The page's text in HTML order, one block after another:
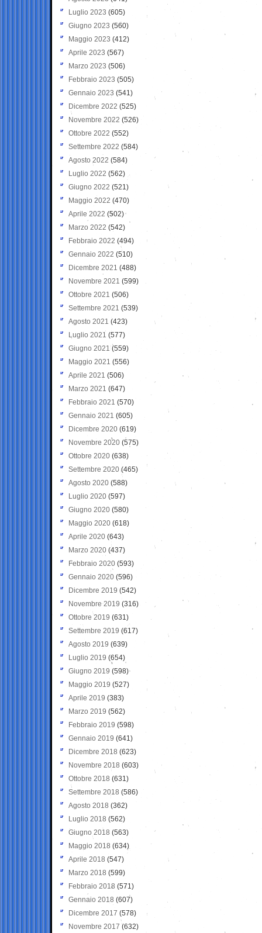
Luglio 2023 (605)
Giugno 2023 (560)
Maggio 2023 (412)
Aprile 2023 (567)
Marzo 2023 (506)
Febbraio 2023 (505)
Gennaio 2023 (541)
Dicembre 2022 (525)
Novembre 2022 (526)
Ottobre 2022 (552)
Settembre 2022 (584)
Agosto 2022 (584)
Luglio 2022 (562)
Giugno 2022 (521)
Maggio 2022 (470)
Aprile 2022 (502)
Marzo 2022 (542)
Febbraio 2022 (494)
Gennaio 2022 (510)
Dicembre 2021 (488)
Novembre 2021 (599)
Ottobre 2021 (506)
Settembre 2021 (539)
Agosto 2021 (423)
Luglio 2021 (577)
Giugno 2021(559)
Maggio 2021 (556)
Aprile 2021 (506)
Marzo 2021 (647)
Febbraio 2021 (570)
Gennaio 2021 (605)
Dicembre 2020 (619)
Novembre 2020 (575)
Ottobre 2020 (638)
Settembre 2020(465)
Agosto 2020 (588)
Luglio 2020 (597)
Giugno 2020 (580)
Maggio 2020 (618)
Aprile 2020 (643)
Marzo 2020 (437)
Febbraio 2020 (593)
Gennaio 2020 (596)
Dicembre 2019 (542)
Novembre 2019 (316)
Ottobre 2019 (631)
Settembre 2019 (617)
Agosto 2019 (639)
Luglio 2019 (654)
Giugno 2019 (598)
Maggio 2019 (527)
Aprile 2019 (383)
Marzo 2019 (562)
Febbraio 2019 (598)
Gennaio 2019 (641)
Dicembre 2018 (623)
Novembre 2018 (603)
Ottobre 2018 (631)
Settembre 2018 (586)
Agosto 2018 (362)
Luglio 2018 (562)
Giugno 2018 (563)
Maggio 2018 (634)
Aprile 2018 (547)
Marzo 2018 (599)
Febbraio 2018 (571)
Gennaio 2018 (607)
Dicembre 2017 (578)
Novembre 2017 (632)